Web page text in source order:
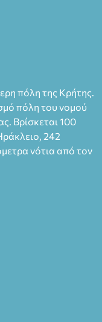
πόλη της Κρήτης.
πόλη του νομού
Βρίσκεται 100
242
νότια από τον